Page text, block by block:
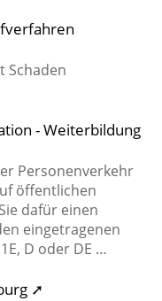
Schaden
- Weiterbildung
Personenverkehr
öffentlichen
dafür einen
eingetragenen
D oder DE …
➚